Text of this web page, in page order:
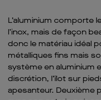
L’aluminium comporte
l’inox, mais de façon
donc le matériau idéal
métalliques fins mais
système en aluminium
discrétion, l’îlot sur
apesanteur. Deuxième